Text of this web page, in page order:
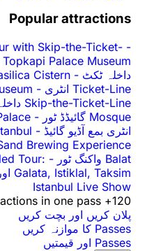
Popular attractions
-
with Skip-the-Ticket-
داخلہ ٹکٹ -
Ticket-Line انٹری
-
Skip-the-Ticket-Line داخلہ آڈیو گائیڈ کے ساتھ
Mosque گائیڈڈ ٹور
-
انٹری بمع آڈیو گائیڈ -
Sand Brewing Experience
Balat واکنگ ٹور
-
Tour:
Galata, Istiklal, Taksim اور Karaköy
Istanbul Live Show
120+ attractions in one pass
پلان کریں اور بچت کریں
Passes کا موازنہ کریں
Passes اور قیمتیں